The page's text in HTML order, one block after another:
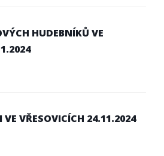
HUDEBNÍKŮ VE
VŘESOVICÍCH 24.11.2024